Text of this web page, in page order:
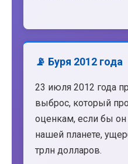
📡 Буря 2012 года
23 июля 2012 года
выброс, который
оценкам, если бы
нашей планете,
трлн долларов.